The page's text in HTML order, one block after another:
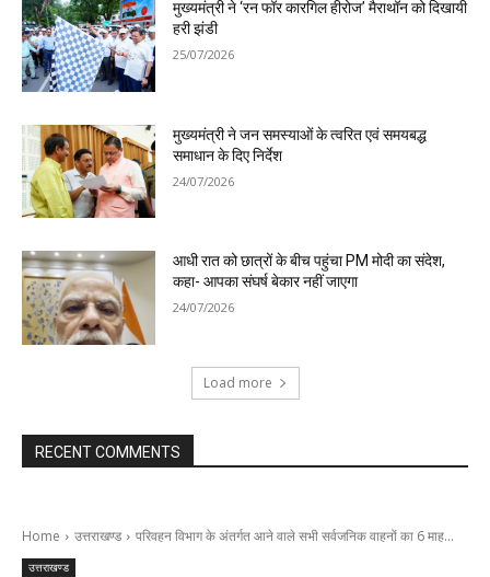
मुख्यमंत्री ने ‘रन फॉर कारगिल हीरोज’ मैराथॉन को दिखायी
हरी झंडी
25/07/2026
मुख्यमंत्री ने जन समस्याओं के त्वरित एवं समयबद्ध
समाधान के दिए निर्देश
24/07/2026
आधी रात को छात्रों के बीच पहुंचा PM मोदी का संदेश,
कहा- आपका संघर्ष बेकार नहीं जाएगा
24/07/2026
Load more
RECENT COMMENTS